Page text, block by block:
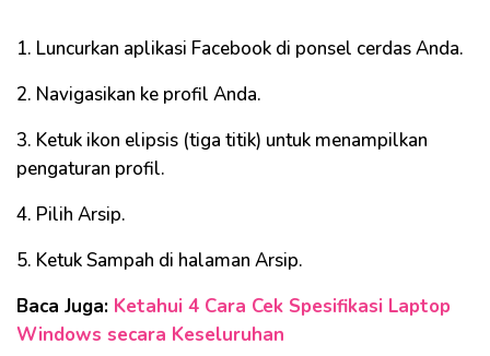
1. Luncurkan aplikasi Facebook di ponsel cerdas Anda.
2. Navigasikan ke profil Anda.
3. Ketuk ikon elipsis (tiga titik) untuk menampilkan
pengaturan profil.
4. Pilih Arsip.
5. Ketuk Sampah di halaman Arsip.
Baca Juga: Ketahui 4 Cara Cek Spesifikasi Laptop
Windows secara Keseluruhan